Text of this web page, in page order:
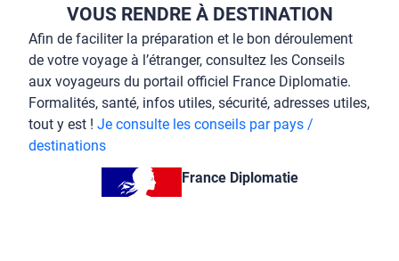
VOUS RENDRE À DESTINATION
Afin de faciliter la préparation et le bon déroulement
de votre voyage à l’étranger, consultez les Conseils
aux voyageurs du portail officiel France Diplomatie.
Formalités, santé, infos utiles, sécurité, adresses utiles,
tout y est ! Je consulte les conseils par pays /
destinations
France Diplomatie